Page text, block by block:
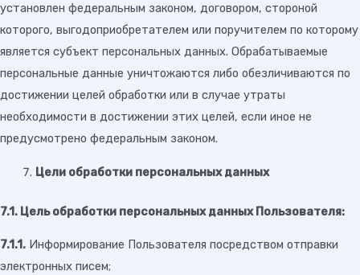
установлен федеральным законом, договором, стороной
которого, выгодоприобретателем или поручителем по которому
является субъект персональных данных. Обрабатываемые
персональные данные уничтожаются либо обезличиваются по
достижении целей обработки или в случае утраты
необходимости в достижении этих целей, если иное не
предусмотрено федеральным законом.
Цели обработки персональных данных
7.1. Цель обработки персональных данных Пользователя:
7.1.1. Информирование Пользователя посредством отправки
электронных писем;